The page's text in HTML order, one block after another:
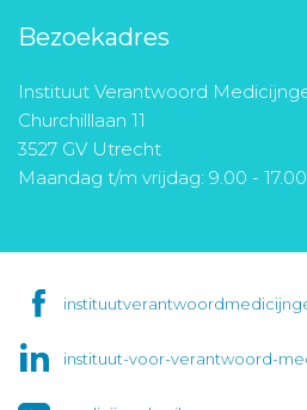
Bezoekadres
Instituut Verantwoord
Churchilllaan 11
3527 GV Utrecht
Maandag t/m vrijdag: 9.00 -
instituut-voor-verantwoord-